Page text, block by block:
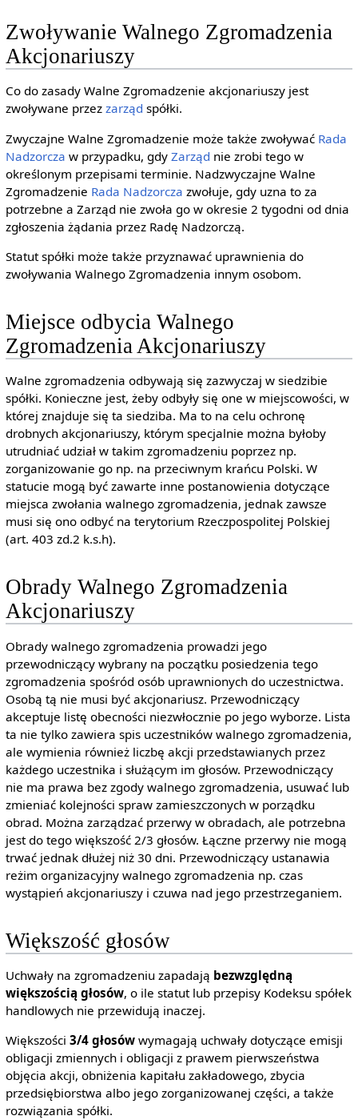
Zwoływanie Walnego Zgromadzenia
Akcjonariuszy
Co do zasady Walne Zgromadzenie akcjonariuszy jest
zwoływane przez zarząd spółki.
Zwyczajne Walne Zgromadzenie może także zwoływać Rada
Nadzorcza w przypadku, gdy Zarząd nie zrobi tego w
określonym przepisami terminie. Nadzwyczajne Walne
Zgromadzenie Rada Nadzorcza zwołuje, gdy uzna to za
potrzebne a Zarząd nie zwoła go w okresie 2 tygodni od dnia
zgłoszenia żądania przez Radę Nadzorczą.
Statut spółki może także przyznawać uprawnienia do
zwoływania Walnego Zgromadzenia innym osobom.
Miejsce odbycia Walnego
Zgromadzenia Akcjonariuszy
Walne zgromadzenia odbywają się zazwyczaj w siedzibie
spółki. Konieczne jest, żeby odbyły się one w miejscowości, w
której znajduje się ta siedziba. Ma to na celu ochronę
drobnych akcjonariuszy, którym specjalnie można byłoby
utrudniać udział w takim zgromadzeniu poprzez np.
zorganizowanie go np. na przeciwnym krańcu Polski. W
statucie mogą być zawarte inne postanowienia dotyczące
miejsca zwołania walnego zgromadzenia, jednak zawsze
musi się ono odbyć na terytorium Rzeczpospolitej Polskiej
(art. 403 zd.2 k.s.h).
Obrady Walnego Zgromadzenia
Akcjonariuszy
Obrady walnego zgromadzenia prowadzi jego
przewodniczący wybrany na początku posiedzenia tego
zgromadzenia spośród osób uprawnionych do uczestnictwa.
Osobą tą nie musi być akcjonariusz. Przewodniczący
akceptuje listę obecności niezwłocznie po jego wyborze. Lista
ta nie tylko zawiera spis uczestników walnego zgromadzenia,
ale wymienia również liczbę akcji przedstawianych przez
każdego uczestnika i służącym im głosów. Przewodniczący
nie ma prawa bez zgody walnego zgromadzenia, usuwać lub
zmieniać kolejności spraw zamieszczonych w porządku
obrad. Można zarządzać przerwy w obradach, ale potrzebna
jest do tego większość 2/3 głosów. Łączne przerwy nie mogą
trwać jednak dłużej niż 30 dni. Przewodniczący ustanawia
reżim organizacyjny walnego zgromadzenia np. czas
wystąpień akcjonariuszy i czuwa nad jego przestrzeganiem.
Większość głosów
Uchwały na zgromadzeniu zapadają bezwzględną
większością głosów, o ile statut lub przepisy Kodeksu spółek
handlowych nie przewidują inaczej.
Większości 3/4 głosówwymagają uchwały dotyczące emisji
obligacji zmiennych i obligacji z prawem pierwszeństwa
objęcia akcji, obniżenia kapitału zakładowego, zbycia
przedsiębiorstwa albo jego zorganizowanej części, a także
rozwiązania spółki.